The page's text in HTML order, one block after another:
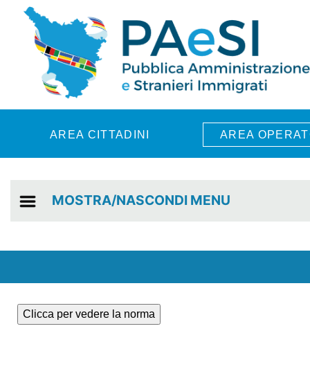
Skip to main content
AREA CITTADINI AREA
MOSTRA/NASCONDI MENU
Clicca per vedere la norma